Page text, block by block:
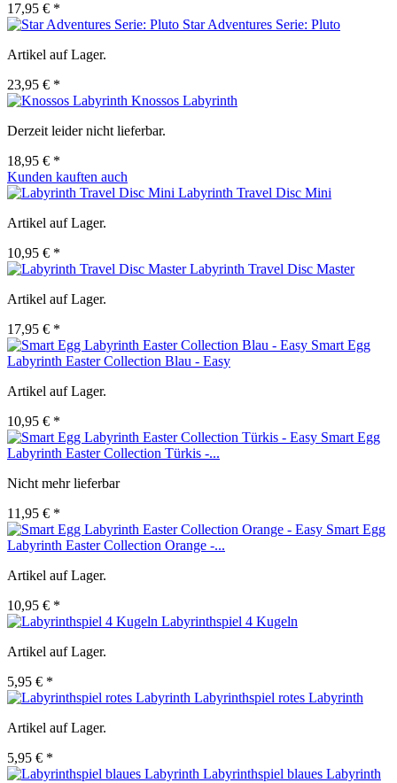
17,95 € *
Star Adventures Serie: Pluto
Artikel auf Lager.
23,95 € *
Knossos Labyrinth
Derzeit leider nicht lieferbar.
18,95 € *
Kunden kauften auch
Labyrinth Travel Disc Mini
Artikel auf Lager.
10,95 € *
Labyrinth Travel Disc Master
Artikel auf Lager.
17,95 € *
Smart Egg
Labyrinth Easter Collection Blau - Easy
Artikel auf Lager.
10,95 € *
Smart Egg
Labyrinth Easter Collection Türkis -...
Nicht mehr lieferbar
11,95 € *
Smart Egg
Labyrinth Easter Collection Orange -...
Artikel auf Lager.
10,95 € *
Labyrinthspiel 4 Kugeln
Artikel auf Lager.
5,95 € *
Labyrinthspiel rotes Labyrinth
Artikel auf Lager.
5,95 € *
Labyrinthspiel blaues Labyrinth